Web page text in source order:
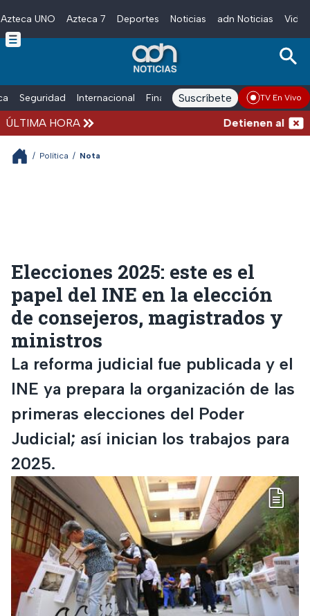
Skip to main content
Azteca UNO Azteca 7 Deportes Noticias adn Noticias
Seguridad Internacional Finanzas adn Noticias Radio
Suscríbete TV En Vivo
ÚLTIMA HORA Detienen al
/ Política / Nota
Elecciones 2025: este es el
papel del INE en la elección
de consejeros, magistrados y
ministros
La reforma judicial fue publicada y el
INE ya prepara la organización de las
primeras elecciones del Poder
Judicial; así inician los trabajos para
2025.